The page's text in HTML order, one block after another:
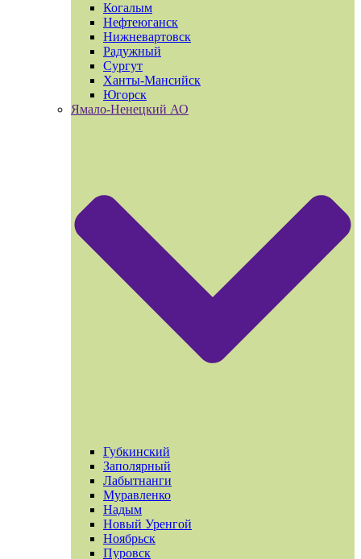
Когалым
Нефтеюганск
Нижневартовск
Радужный
Сургут
Ханты-Мансийск
Югорск
Ямало-Ненецкий АО
Губкинский
Заполярный
Лабытнанги
Муравленко
Надым
Новый Уренгой
Ноябрьск
Пуровск